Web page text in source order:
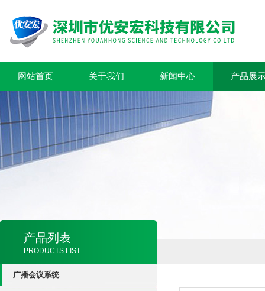
网站首页 关于我们 新闻中心 产品展
产品列表
PRODUCTS LIST
广播会议系统